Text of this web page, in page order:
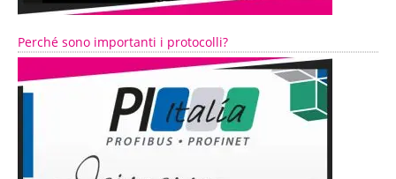
Perché sono importanti i protocolli?